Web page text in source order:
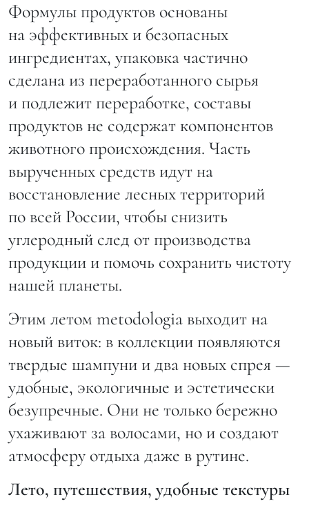
Формулы продуктов основаны
на эффективных и безопасных
ингредиентах, упаковка частично
сделана из переработанного сырья
и подлежит переработке, составы
продуктов не содержат компонентов
животного происхождения. Часть
вырученных средств идут на
восстановление лесных территорий
по всей России, чтобы снизить
углеродный след от производства
продукции и помочь сохранить чистоту
нашей планеты.
Этим летом metodologia выходит на
новый виток: в коллекции появляются
твердые шампуни и два новых спрея —
удобные, экологичные и эстетически
безупречные. Они не только бережно
ухаживают за волосами, но и создают
атмосферу отдыха даже в рутине.
Лето, путешествия, удобные текстуры